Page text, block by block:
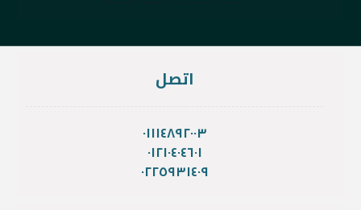
اتصل
٠١١١٤٨٩٢٠٠٣
٠١٢١٠٤٠٤٦٠١
٠٢٢٥٩٣١٤٠٩